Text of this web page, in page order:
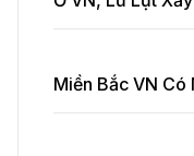
Miền Bắc VN Có